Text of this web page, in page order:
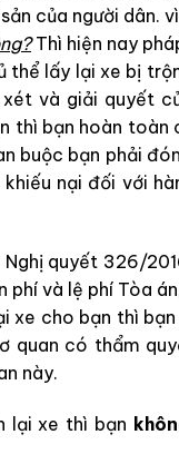
của người dân.
Thì hiện nay
thể lấy lại xe bị
và giải quyết
bạn hoàn toàn
buộc bạn phải
nại đối với
quyết 326/
phí và lệ phí Tòa
cho bạn thì
quan có thẩm
này.
lại xe thì bạn